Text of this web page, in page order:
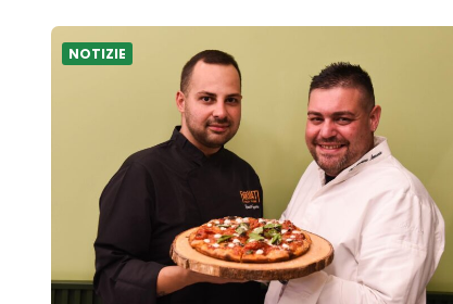
NOTIZIE